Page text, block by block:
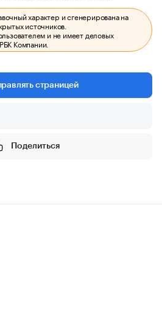
характер и сгенерирована на
источников.
и не имеет деловых
Компании.
страницей
Поделиться